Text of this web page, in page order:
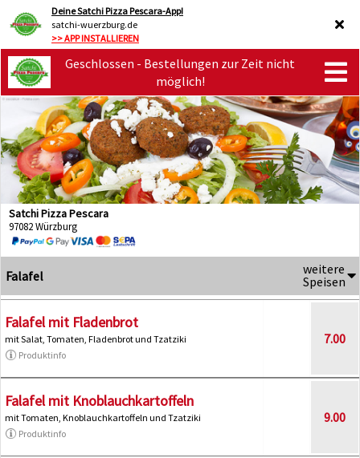
Deine Satchi Pizza Pescara-App!
satchi-wuerzburg.de
>> APP INSTALLIEREN
Geschlossen - Bestellungen zur Zeit nicht
möglich!
Satchi Pizza Pescara
97082 Würzburg
Falafel
weitere
Speisen
Falafel mit Fladenbrot
mit Salat, Tomaten, Fladenbrot und Tzatziki
Produktinfo
7.00
Falafel mit Knoblauchkartoffeln
mit Tomaten, Knoblauchkartoffeln und Tzatziki
Produktinfo
9.00